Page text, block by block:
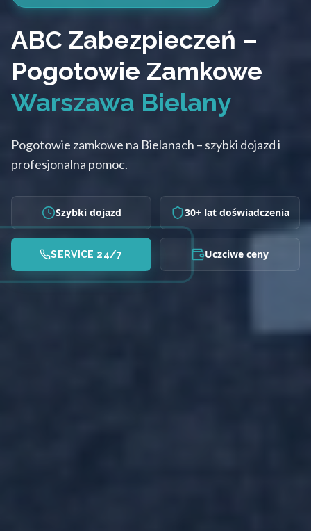
ABC Zabezpieczeń –
Pogotowie Zamkowe
Warszawa Bielany
Pogotowie zamkowe na Bielanach – szybki dojazd i
profesjonalna pomoc.
Szybki dojazd 30+ lat doświadczenia
SERVICE 24/7 Uczciwe ceny